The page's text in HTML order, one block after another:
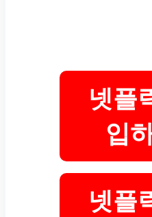
넷플
입
넷플